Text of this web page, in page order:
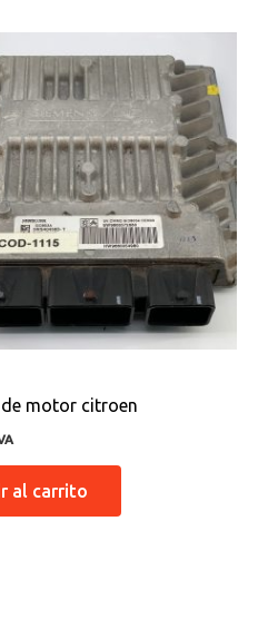
motor citroen
al carrito